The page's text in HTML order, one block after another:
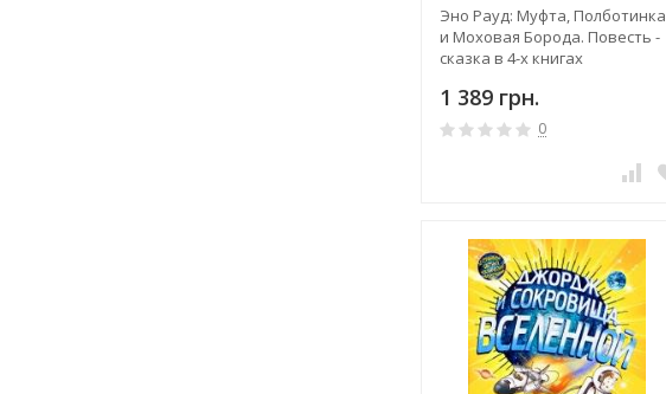
Эно Рауд: Муфта, Полботинка
и Моховая Борода. Повесть -
сказка в 4-х книгах
1 389 грн.
0